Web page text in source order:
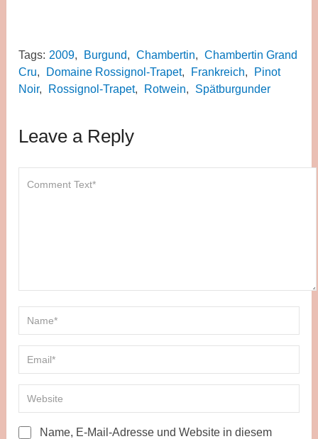
Tags: 2009, Burgund, Chambertin, Chambertin Grand
Cru, Domaine Rossignol-Trapet, Frankreich,
Pinot
Noir, Rossignol-Trapet, Rotwein, Spätburgunder
Leave a Reply
Name, E-Mail-Adresse und Website in diesem